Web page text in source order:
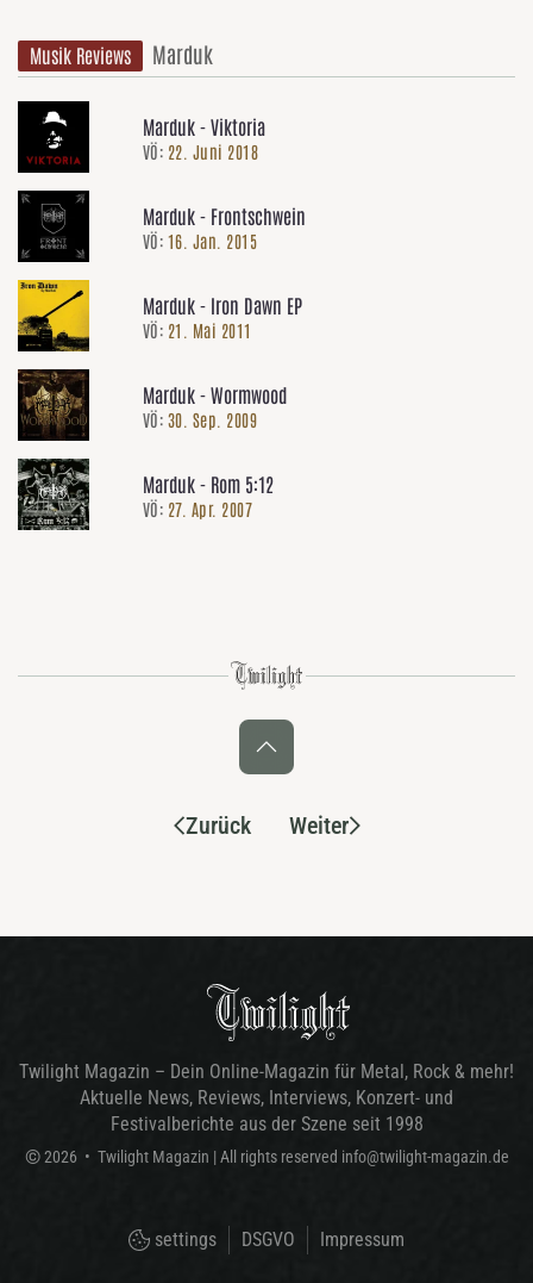
Musik Reviews Marduk
Marduk - Viktoria
VÖ: 22. Juni 2018
Marduk - Frontschwein
VÖ: 16. Jan. 2015
Marduk - Iron Dawn EP
VÖ: 21. Mai 2011
Marduk - Wormwood
VÖ: 30. Sep. 2009
Marduk - Rom 5:12
VÖ: 27. Apr. 2007
Zurück Weiter
Twilight Magazin – Dein Online-Magazin für Metal, Rock & mehr!
Aktuelle News, Reviews, Interviews, Konzert- und
Festivalberichte aus der Szene seit 1998
© 2026 • Twilight Magazin | All rights reserved info@twilight-magazin.de
settings DSGVO Impressum